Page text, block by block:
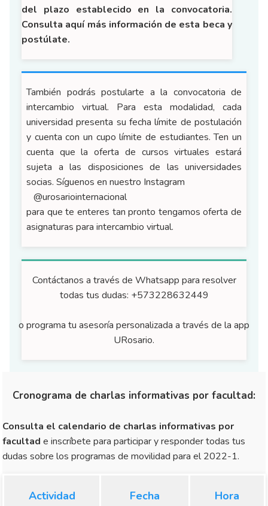
del plazo establecido en la convocatoria.
Consulta aquí más información de esta beca y
postúlate.
También podrás postularte a la convocatoria de
intercambio virtual. Para esta modalidad, cada
universidad presenta su fecha límite de postulación
y cuenta con un cupo límite de estudiantes. Ten un
cuenta que la oferta de cursos virtuales estará
sujeta a las disposiciones de las universidades
socias. Síguenos en nuestro Instagram
@urosariointernacional
para que te enteres tan pronto tengamos oferta de
asignaturas para intercambio virtual.
Contáctanos a través de Whatsapp para resolver
todas tus dudas: +573228632449
o programa tu asesoría personalizada a través de la app
URosario.
Cronograma de charlas informativas por facultad:
Consulta el calendario de charlas informativas por
facultad e inscríbete para participar y responder todas tus
dudas sobre los programas de movilidad para el 2022-1.
Actividad Fecha Hora